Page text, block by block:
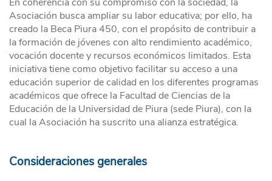
Asociación busca ampliar su labor educativa; por ello, ha
creado la Beca Piura 450, con el propósito de contribuir a
la formación de jóvenes con alto rendimiento académico,
vocación docente y recursos económicos limitados. Esta
iniciativa tiene como objetivo facilitar su acceso a una
educación superior de calidad en los diferentes programas
académicos que ofrece la Facultad de Ciencias de la
Educación de la Universidad de Piura (sede Piura), con la
cual la Asociación ha suscrito una alianza estratégica.
Consideraciones generales